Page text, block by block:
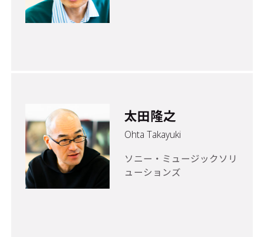
太田隆之
Ohta Takayuki
ソニー・ミュージックソリ
ューションズ